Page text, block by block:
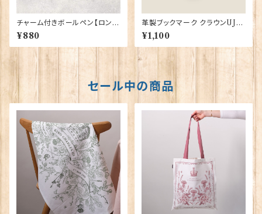
チャーム付きボールペン【ロンド
ンバス】Euro Stick 90393
¥880
革製ブックマーク クラウンUJ
【ターコイズ】R.C.Brady 9038
2-Turqoise
¥1,100
セール中の商品